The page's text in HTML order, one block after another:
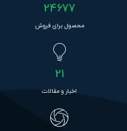
24677
محصول برای فروش
21
اخبار و مقالات